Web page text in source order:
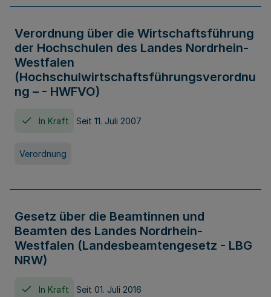
Verordnung über die Wirtschaftsführung
der Hochschulen des Landes Nordrhein-
Westfalen
(Hochschulwirtschaftsführungsverordnu
ng – - HWFVO)
In Kraft Seit 11. Juli 2007
Verordnung
Gesetz über die Beamtinnen und
Beamten des Landes Nordrhein-
Westfalen (Landesbeamtengesetz - LBG
NRW)
In Kraft Seit 01. Juli 2016